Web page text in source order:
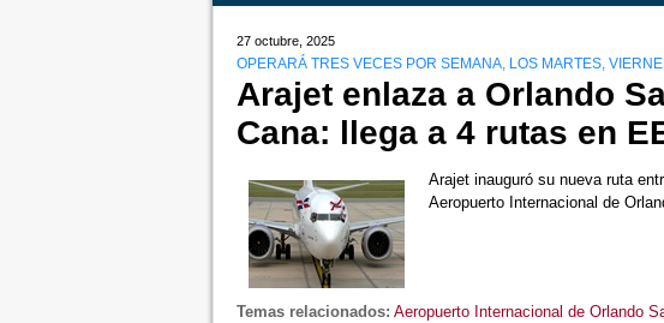
27 octubre, 2025
OPERARÁ TRES VECES POR SEMANA, LOS MARTES,
Arajet enlaza a Orlando
Cana: llega a 4 rutas en
Arajet inauguró su nueva ruta
Aeropuerto Internacional de
Temas relacionados: Aeropuerto Internacional de Orlando